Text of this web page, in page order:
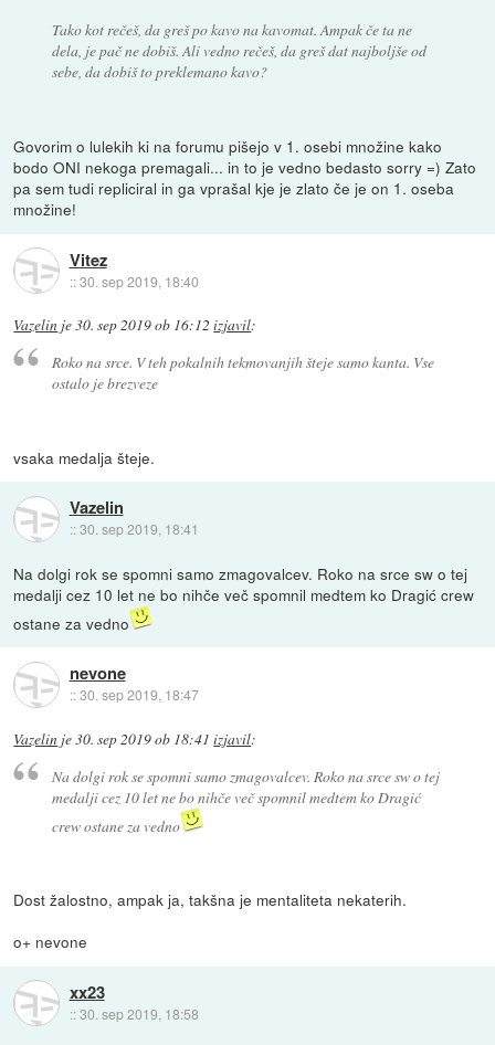
Tako kot rečeš, da greš po kavo na kavomat. Ampak če ta ne
dela, je pač ne dobiš. Ali vedno rečeš, da greš dat najboljše od
sebe, da dobiš to preklemano kavo?
Govorim o lulekih ki na forumu pišejo v 1. osebi množine kako
bodo ONI nekoga premagali... in to je vedno bedasto sorry =) Zato
pa sem tudi repliciral in ga vprašal kje je zlato če je on 1. oseba
množine!
Vitez
::30. sep 2019, 18:40
Vazelin je30. sep 2019 ob 16:12 izjavil:
Roko na srce. V teh pokalnih tekmovanjih šteje samo kanta. Vse
ostalo je brezveze
vsaka medalja šteje.
Vazelin
::30. sep 2019, 18:41
Na dolgi rok se spomni samo zmagovalcev. Roko na srce sw o tej
medalji cez 10 let ne bo nihče več spomnil medtem ko Dragić crew
ostane za vedno
nevone
::30. sep 2019, 18:47
Vazelin je30. sep 2019 ob 18:41 izjavil:
Na dolgi rok se spomni samo zmagovalcev. Roko na srce sw o tej
medalji cez 10 let ne bo nihče več spomnil medtem ko Dragić
crew ostane za vedno
Dost žalostno, ampak ja, takšna je mentaliteta nekaterih.
o+ nevone
xx23
::30. sep 2019, 18:58